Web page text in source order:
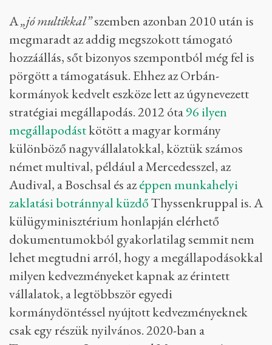
A„jó multikkal”szemben azonban 2010 után is
megmaradt az addig megszokott támogató
hozzáállás, sőt bizonyos szempontból még fel is
pörgött a támogatásuk. Ehhez az Orbán-
kormányok kedvelt eszköze lett az úgynevezett
stratégiai megállapodás. 2012 óta96 ilyen
megállapodástkötött a magyar kormány
különböző nagyvállalatokkal, köztük számos
német multival, például a Mercedesszel, az
Audival, a Boschsal és azéppen munkahelyi
zaklatási botránnyal küzdőThyssenkruppal is. A
külügyminisztérium honlapján elérhető
dokumentumokból gyakorlatilag semmit nem
lehet megtudni arról, hogy a megállapodásokkal
milyen kedvezményeket kapnak az érintett
vállalatok, a legtöbbször egyedi
kormánydöntéssel nyújtott kedvezményeknek
csak egy részük nyilvános. 2020-ban a